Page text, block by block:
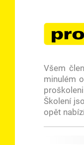
Všem
minulém
Školení
opět